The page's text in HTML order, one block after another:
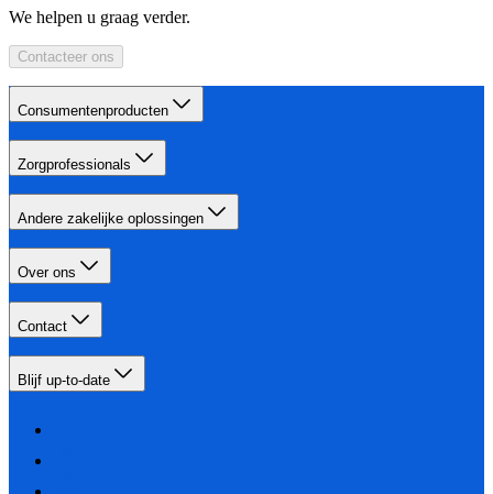
We helpen u graag verder.
Contacteer ons
Consumentenproducten
Zorgprofessionals
Andere zakelijke oplossingen
Over ons
Contact
Blijf up-to-date